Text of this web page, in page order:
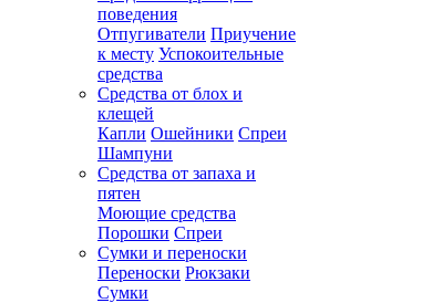
поведения
Отпугиватели Приучение
к месту Успокоительные
средства
Средства от блох и
клещей
Капли Ошейники Спреи
Шампуни
Средства от запаха и
пятен
Моющие средства
Порошки Спреи
Сумки и переноски
Переноски Рюкзаки
Сумки